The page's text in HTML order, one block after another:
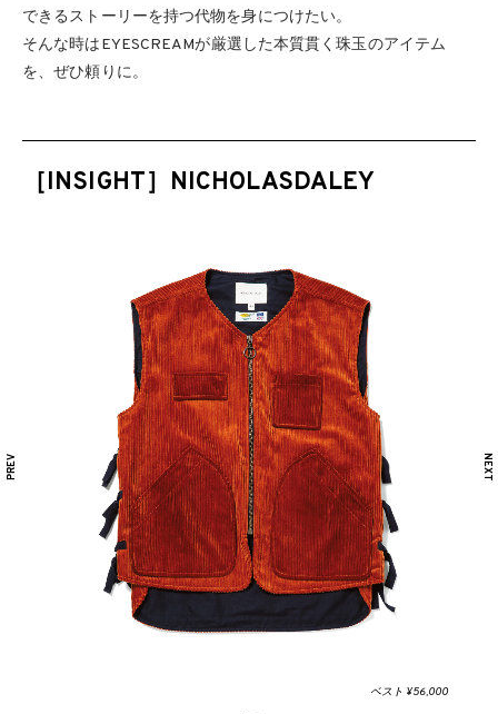
できるストーリーを持つ代物を身につけたい。
そんな時はEYESCREAMが厳選した本質貫く珠玉のアイテム
を、ぜひ頼りに。
［INSIGHT］NICHOLASDALEY
ベスト ¥56,000